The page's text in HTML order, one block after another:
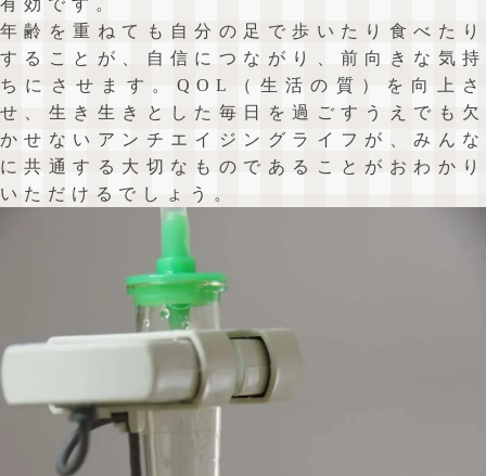
有効です。
年齢を重ねても自分の足で歩いたり食べたり
することが、自信につながり、前向きな気持
ちにさせます。QOL（生活の質）を向上さ
せ、生き生きとした毎日を過ごすうえでも欠
かせないアンチエイジングライフが、みんな
に共通する大切なものであることがおわかり
いただけるでしょう。